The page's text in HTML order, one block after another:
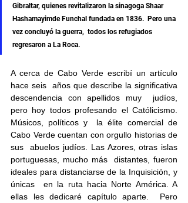
Gibraltar, quienes revitalizaron la sinagoga Shaar
Hashamayimde Funchal fundada en 1836.  Pero una
vez concluyó la guerra,  todos los refugiados
regresaron a La Roca.
A cerca de Cabo Verde escribí un artículo
hace seis  años que describe la significativa
descendencia con apellidos muy  judíos,
pero hoy todos profesando el Católicismo.
Músicos, políticos y  la élite comercial de
Cabo Verde cuentan con orgullo historias de
sus  abuelos judíos. Las Azores, otras islas
portuguesas, mucho más  distantes, fueron
ideales para distanciarse de la Inquisición, y
únicas  en la ruta hacia Norte América. A
ellas les dedicaré capítulo aparte.  Pero